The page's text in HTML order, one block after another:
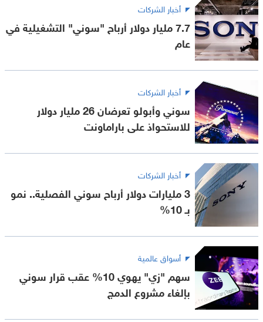
أخبار الشركات
7.7 مليار دولار أرباح "سوني" التشغيلية في
عام
أخبار الشركات
سوني وأبولو تعرضان 26 مليار دولار
للاستحواذ على باراماونت
أخبار الشركات
3 مليارات دولار أرباح سوني الفصلية.. نمو
بـ 10%
أسواق عالمية
سهم "زي" يهوي 10% عقب قرار سوني
بإلغاء مشروع الدمج